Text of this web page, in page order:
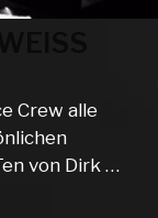
Crew alle
von Dirk …